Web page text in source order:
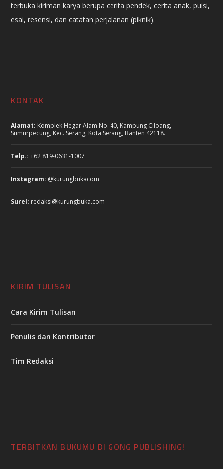
terbuka kiriman karya berupa cerita pendek, cerita anak, puisi,
esai, resensi, dan catatan perjalanan (piknik).
KONTAK
Alamat: Komplek Hegar Alam No. 40, Kampung Ciloang,
Sumurpecung, Kec. Serang, Kota Serang, Banten 42118.
Telp.: +62 819-0631-1007
Instagram: @kurungbukacom
Surel: redaksi@kurungbuka.com
KIRIM TULISAN
Cara Kirim Tulisan
Penulis dan Kontributor
Tim Redaksi
TERBITKAN BUKUMU DI GONG PUBLISHING!